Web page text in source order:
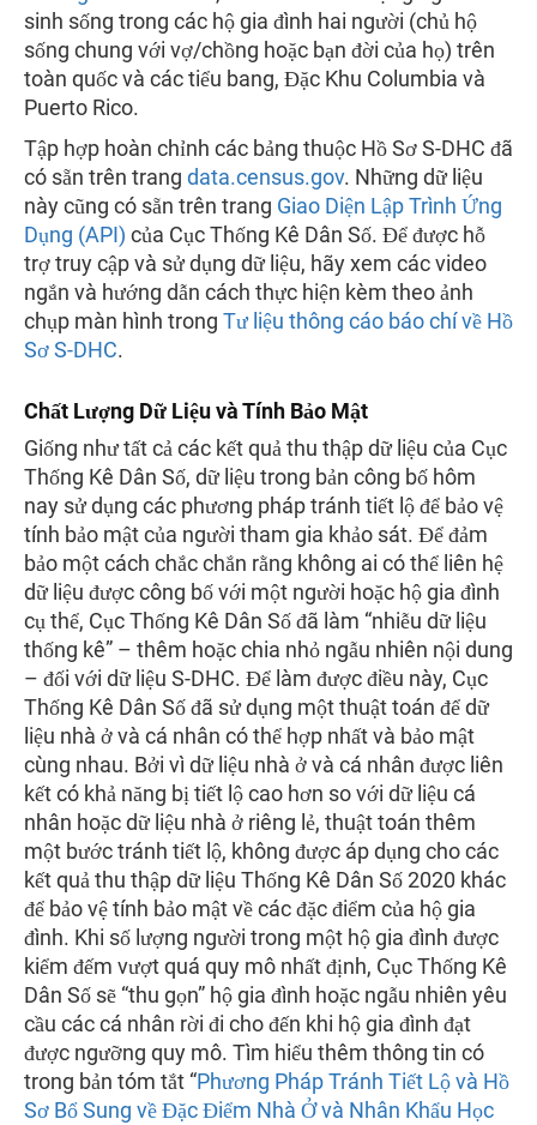
sinh sống trong các hộ gia đình hai người (chủ hộ
sống chung với vợ/chồng hoặc bạn đời của họ) trên
toàn quốc và các tiểu bang, Đặc Khu Columbia và
Puerto Rico.
Tập hợp hoàn chỉnh các bảng thuộc Hồ Sơ S-DHC đã
có sẵn trên trang data.census.gov. Những dữ liệu
này cũng có sẵn trên trang Giao Diện Lập Trình Ứng
Dụng (API) của Cục Thống Kê Dân Số. Để được hỗ
trợ truy cập và sử dụng dữ liệu, hãy xem các video
ngắn và hướng dẫn cách thực hiện kèm theo ảnh
chụp màn hình trong Tư liệu thông cáo báo chí về Hồ
Sơ S-DHC.
Chất Lượng Dữ Liệu và Tính Bảo Mật
Giống như tất cả các kết quả thu thập dữ liệu của Cục
Thống Kê Dân Số, dữ liệu trong bản công bố hôm
nay sử dụng các phương pháp tránh tiết lộ để bảo vệ
tính bảo mật của người tham gia khảo sát. Để đảm
bảo một cách chắc chắn rằng không ai có thể liên hệ
dữ liệu được công bố với một người hoặc hộ gia đình
cụ thể, Cục Thống Kê Dân Số đã làm “nhiễu dữ liệu
thống kê” – thêm hoặc chia nhỏ ngẫu nhiên nội dung
– đối với dữ liệu S-DHC. Để làm được điều này, Cục
Thống Kê Dân Số đã sử dụng một thuật toán để dữ
liệu nhà ở và cá nhân có thể hợp nhất và bảo mật
cùng nhau. Bởi vì dữ liệu nhà ở và cá nhân được liên
kết có khả năng bị tiết lộ cao hơn so với dữ liệu cá
nhân hoặc dữ liệu nhà ở riêng lẻ, thuật toán thêm
một bước tránh tiết lộ, không được áp dụng cho các
kết quả thu thập dữ liệu Thống Kê Dân Số 2020 khác
để bảo vệ tính bảo mật về các đặc điểm của hộ gia
đình. Khi số lượng người trong một hộ gia đình được
kiểm đếm vượt quá quy mô nhất định, Cục Thống Kê
Dân Số sẽ “thu gọn” hộ gia đình hoặc ngẫu nhiên yêu
cầu các cá nhân rời đi cho đến khi hộ gia đình đạt
được ngưỡng quy mô. Tìm hiểu thêm thông tin có
trong bản tóm tắt “Phương Pháp Tránh Tiết Lộ và Hồ
Sơ Bổ Sung về Đặc Điểm Nhà Ở và Nhân Khẩu Học